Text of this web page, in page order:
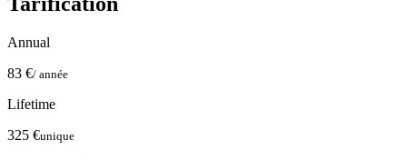
Annual
83 €/ année
Lifetime
325 €unique